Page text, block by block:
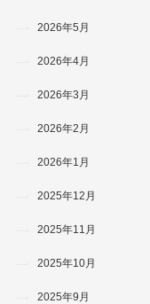
2026年5月
2026年4月
2026年3月
2026年2月
2026年1月
2025年12月
2025年11月
2025年10月
2025年9月